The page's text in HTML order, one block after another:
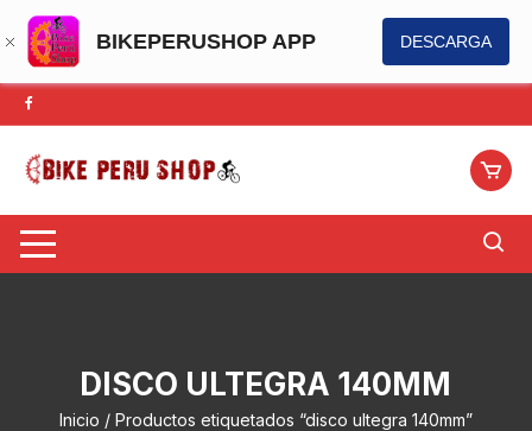
BIKEPERUSHOP APP DESCARGA
Saltar
al
contenido
DISCO ULTEGRA 140MM
Inicio / Productos etiquetados “disco ultegra 140mm”